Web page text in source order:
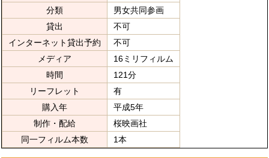
分類
男女共同参画
貸出
不可
インターネット貸出予約
不可
メディア
16ミリフィルム
時間
121分
リーフレット
有
購入年
平成5年
制作・配給
桜映画社
同一フィルム本数
1本